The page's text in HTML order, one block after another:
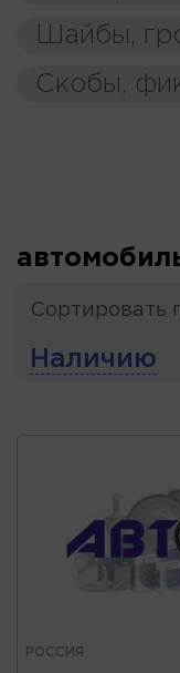
Шайбы,
Скобы,
Сортировать
Наличию
РОССИЯ